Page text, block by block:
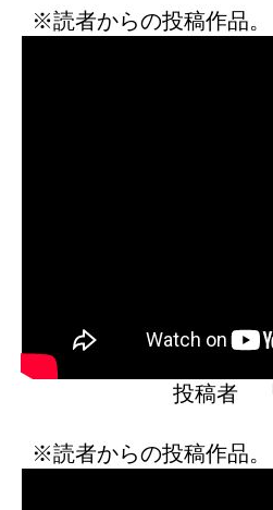
※読者からの投稿作品
投稿者
※読者からの投稿作品